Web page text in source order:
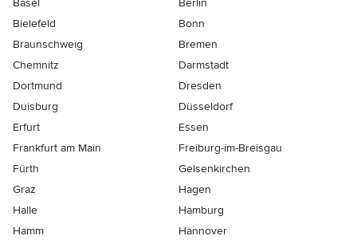
Basel
Berlin
Bielefeld
Bonn
Braunschweig
Bremen
Chemnitz
Darmstadt
Dortmund
Dresden
Duisburg
Düsseldorf
Erfurt
Essen
Frankfurt am Main
Freiburg-im-Breisgau
Fürth
Gelsenkirchen
Graz
Hagen
Halle
Hamburg
Hamm
Hannover